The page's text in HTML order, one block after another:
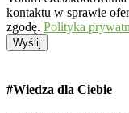
kontaktu w sprawie
zgodę. Polityka
Wyślij
#Wiedza dla Ciebie